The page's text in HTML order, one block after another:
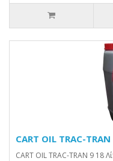
CART OIL TRAC-
CART OIL TRAC-TRAN 9 18